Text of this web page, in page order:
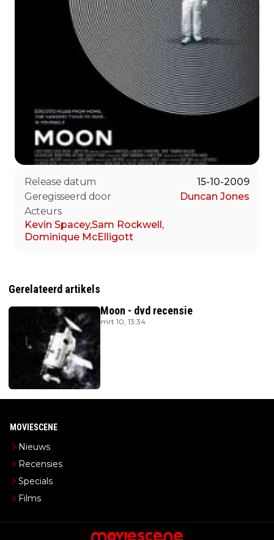
Release datum
15-10-2009
Geregisseerd door
Duncan Jones
Acteurs
Kevin Spacey,Sam Rockwell,
Dominique McElligott
Gerelateerd artikels
Moon - dvd recensie
mrt 10, 13:34
MOVIESCENE
Nieuws
Recensies
Specials
Films